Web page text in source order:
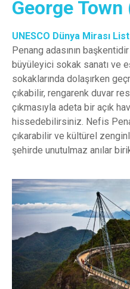
George
UNESCO Dünya Mirası
Penang adasının
büyüleyici sokak sanatı ve
sokaklarında dolaşırken
çıkabilir, rengarenk duvar
çıkmasıyla adeta bir açık
hissedebilirsiniz. Nefis
çıkarabilir ve kültürel
şehirde unutulmaz anılar